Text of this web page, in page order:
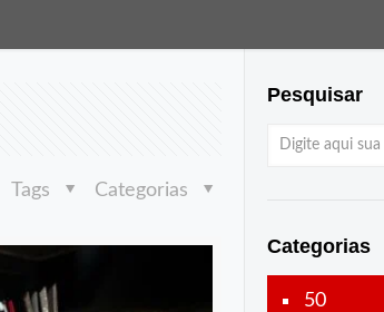
Categorias
Tags
Pesquisar
Categorias
50